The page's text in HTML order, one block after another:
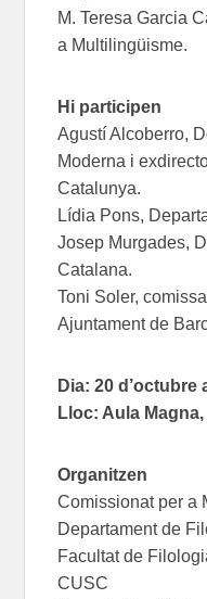
M. Teresa Garcia
a Multilingüisme.
Hi participen
Agustí Alcoberro,
Moderna i
Catalunya.
Lídia Pons,
Josep Murgades,
Catalana.
Toni Soler,
Ajuntament de
Dia: 20 d’octubre
Lloc: Aula
Organitzen
Comissionat per a
Departament de
Facultat de
CUSC